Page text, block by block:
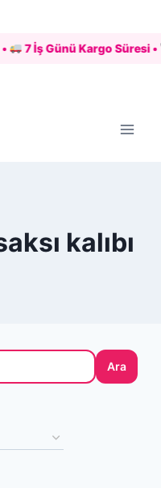
7 İş Günü Kargo Süresi •
kalıbı
Ara